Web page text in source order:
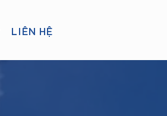
LIÊN HỆ